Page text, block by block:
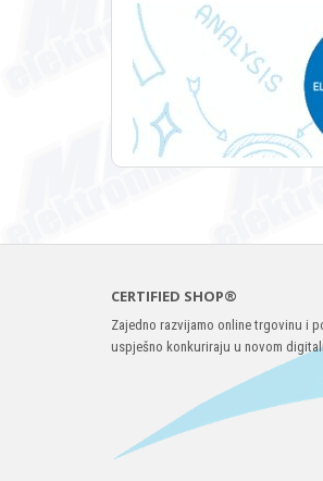
CERTIFIED SHOP®
Zajedno razvijamo online trgovinu i
uspješno konkuriraju u novom